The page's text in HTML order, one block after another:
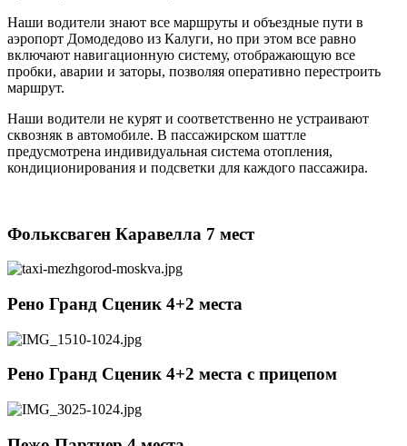
Наши водители знают все маршруты и объездные пути в
аэропорт Домодедово из Калуги, но при этом все равно
включают навигационную систему, отображающую все
пробки, аварии и заторы, позволяя оперативно перестроить
маршрут.
Наши водители не курят и соответственно не устраивают
сквозняк в автомобиле. В пассажирском шаттле
предусмотрена индивидуальная система отопления,
кондиционирования и подсветки для каждого пассажира.
Фольксваген Каравелла 7 мест
Рено Гранд Сценик 4+2 места
Рено Гранд Сценик 4+2 места c прицепом